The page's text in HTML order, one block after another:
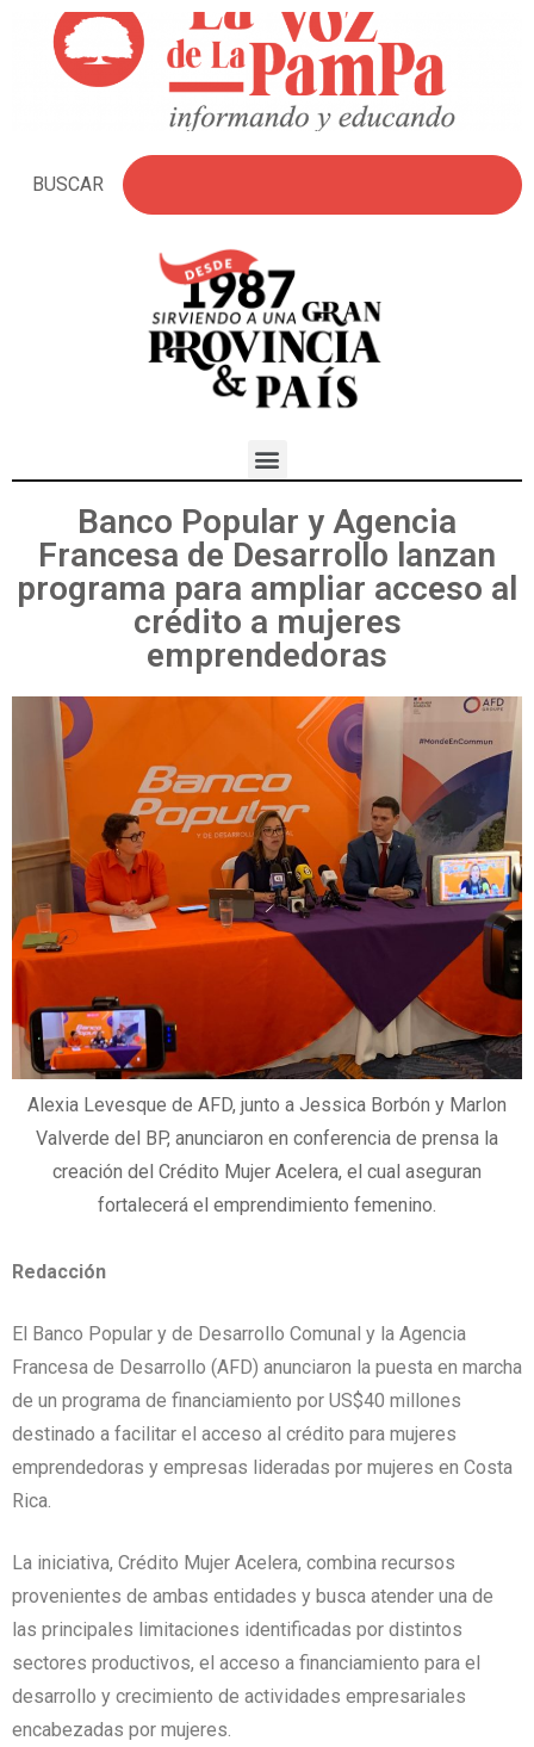
BUSCAR
Banco Popular y Agencia
Francesa de Desarrollo lanzan
programa para ampliar acceso al
crédito a mujeres
emprendedoras
Alexia Levesque de AFD, junto a Jessica Borbón y Marlon
Valverde del BP, anunciaron en conferencia de prensa la
creación del Crédito Mujer Acelera, el cual aseguran
fortalecerá el emprendimiento femenino.
Redacción
El Banco Popular y de Desarrollo Comunal y la Agencia
Francesa de Desarrollo (AFD) anunciaron la puesta en marcha
de un programa de financiamiento por US$40 millones
destinado a facilitar el acceso al crédito para mujeres
emprendedoras y empresas lideradas por mujeres en Costa
Rica.
La iniciativa, Crédito Mujer Acelera, combina recursos
provenientes de ambas entidades y busca atender una de
las principales limitaciones identificadas por distintos
sectores productivos, el acceso a financiamiento para el
desarrollo y crecimiento de actividades empresariales
encabezadas por mujeres.